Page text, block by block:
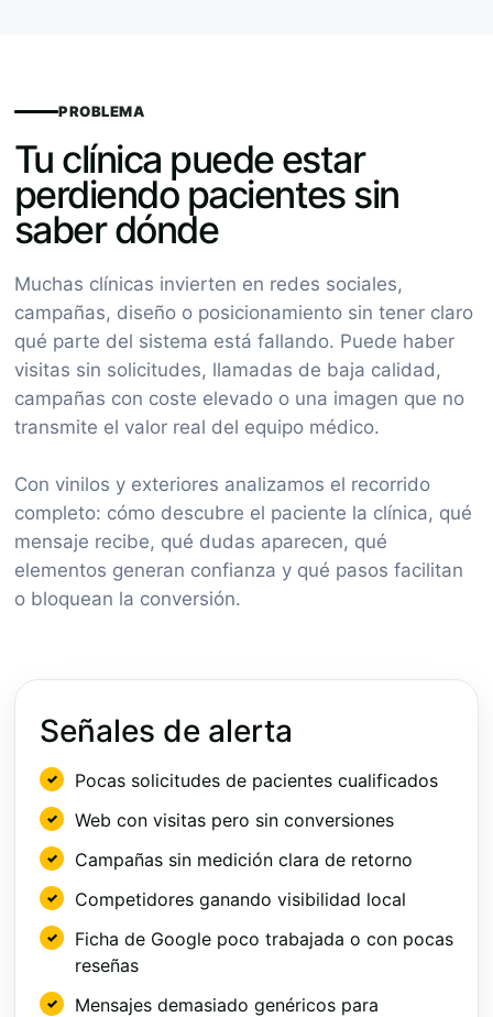
PROBLEMA
Tu clínica puede estar
perdiendo pacientes sin
saber dónde
Muchas clínicas invierten en redes sociales,
campañas, diseño o posicionamiento sin tener claro
qué parte del sistema está fallando. Puede haber
visitas sin solicitudes, llamadas de baja calidad,
campañas con coste elevado o una imagen que no
transmite el valor real del equipo médico.
Con vinilos y exteriores analizamos el recorrido
completo: cómo descubre el paciente la clínica, qué
mensaje recibe, qué dudas aparecen, qué
elementos generan confianza y qué pasos facilitan
o bloquean la conversión.
Señales de alerta
Pocas solicitudes de pacientes cualificados
Web con visitas pero sin conversiones
Campañas sin medición clara de retorno
Competidores ganando visibilidad local
Ficha de Google poco trabajada o con pocas
reseñas
Mensajes demasiado genéricos para